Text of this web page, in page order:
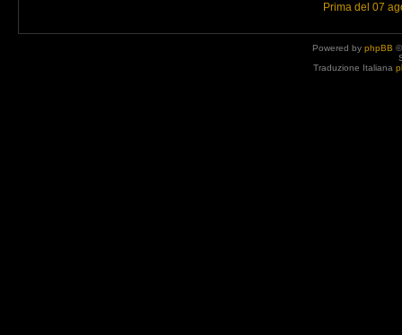
Prima del 07
Powered by phpBB
Traduzione Italiana